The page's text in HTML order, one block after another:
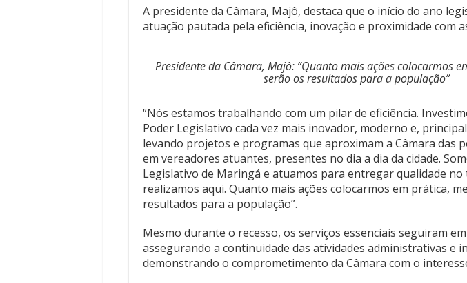
A presidente da Câmara, Majô, destaca que o início do ano
atuação pautada pela eficiência, inovação e proximidade com
Presidente da Câmara, Majô: “Quanto mais ações colocarmos
serão os resultados para a população”
“Nós estamos trabalhando com um pilar de eficiência.
Poder Legislativo cada vez mais inovador, moderno e,
levando projetos e programas que aproximam a Câmara das
em vereadores atuantes, presentes no dia a dia da cidade.
Legislativo de Maringá e atuamos para entregar qualidade
realizamos aqui. Quanto mais ações colocarmos em prática,
resultados para a população”.
Mesmo durante o recesso, os serviços essenciais seguiram
assegurando a continuidade das atividades administrativas e
demonstrando o comprometimento da Câmara com o